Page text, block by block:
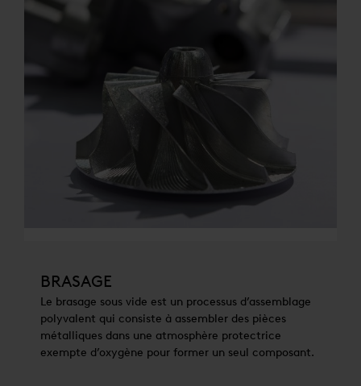
BRASAGE
Le brasage sous vide est un processus d’assemblage
polyvalent qui consiste à assembler des pièces
métalliques dans une atmosphère protectrice
exempte d’oxygène pour former un seul composant.